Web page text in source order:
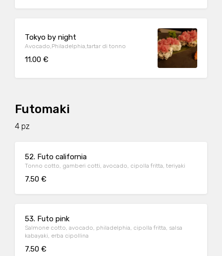
Tokyo by night
Avocado,Philadelphia,tartar di tonno
11.00 €
Futomaki
4 pz
52. Futo california
Tonno cotto, gamberi cotti, avocado, cipolla fritta, teriyaki
7.50 €
53. Futo pink
Salmone cotto, avocado, philadelphia, cipolla fritta, salsa
kabayaki, erba cipollina
7.50 €